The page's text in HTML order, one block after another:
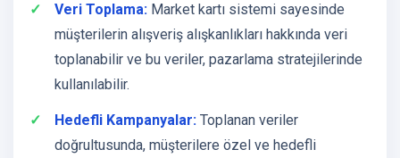
Veri Toplama: Market kartı sistemi sayesinde
müşterilerin alışveriş alışkanlıkları hakkında veri
toplanabilir ve bu veriler, pazarlama stratejilerinde
kullanılabilir.
Hedefli Kampanyalar: Toplanan veriler
doğrultusunda, müşterilere özel ve hedefli